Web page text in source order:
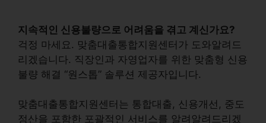
지속적인 신용불량으로 어려움을 겪고 계신가요?
걱정 마세요. 맞춤대출통합지원센터가 도와알려드
리겠습니다. 직장인 과 자영업자를 위한 맞춤형 신용
불량 해결 “원스톱” 솔루션 제공자입니다.
맞춤대출통합지원센터는 통합대출 , 신용개선 , 중도
정산을 포함한 포괄적인 서비스를 알려알려드리겠